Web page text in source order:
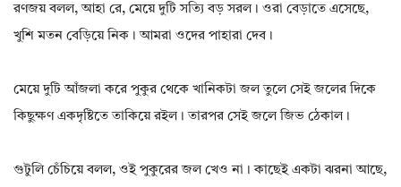
রণজয় বলল, আহা রে, মেয়ে দুটি সত্যি বড় সরল। ওরা বেড়াতে এসেছে,
খুশি মতন বেড়িয়ে নিক। আমরা ওদের পাহারা দেব।
মেয়ে দুটি আঁজলা করে পুকুর থেকে খানিকটা জল তুলে সেই জলের দিকে
কিছুক্ষণ একদৃষ্টিতে তাকিয়ে রইল। তারপর সেই জলে জিভ ঠেকাল।
গুটুলি চেঁচিয়ে বলল, ওই পুকুরের জল খেও না। কাছেই একটা ঝরনা আছে,